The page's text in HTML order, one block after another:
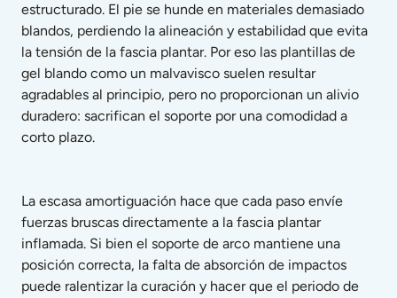
estructurado. El pie se hunde en materiales demasiado
blandos, perdiendo la alineación y estabilidad que evita
la tensión de la fascia plantar. Por eso las plantillas de
gel blando como un malvavisco suelen resultar
agradables al principio, pero no proporcionan un alivio
duradero: sacrifican el soporte por una comodidad a
corto plazo.
La escasa amortiguación hace que cada paso envíe
fuerzas bruscas directamente a la fascia plantar
inflamada. Si bien el soporte de arco mantiene una
posición correcta, la falta de absorción de impactos
puede ralentizar la curación y hacer que el periodo de